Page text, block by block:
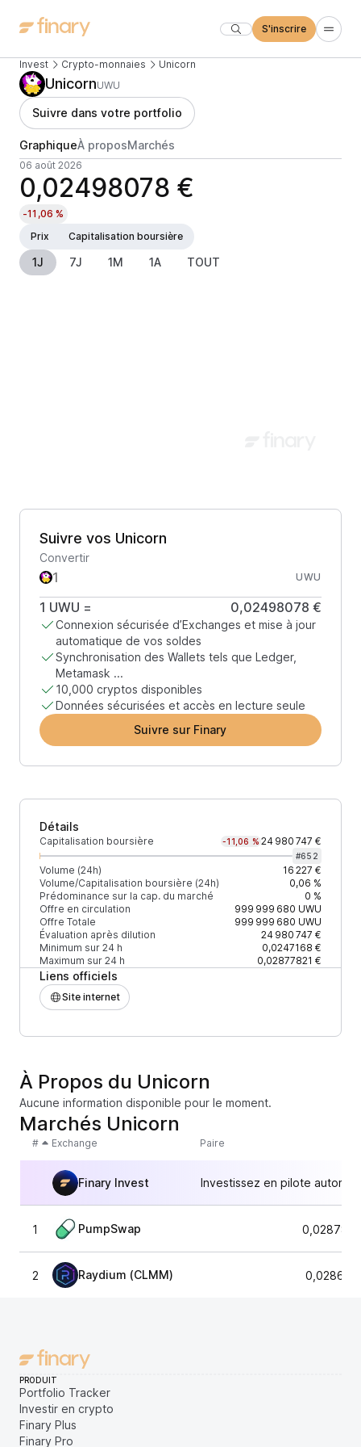
S'inscrire
Invest Crypto-monnaies Unicorn
UnicornUWU
Suivre dans votre portfolio
GraphiqueÀ proposMarchés
06 août 2026
0,02498078 €
-11,06 %
Prix
Capitalisation boursière
1J 7J 1M 1A TOUT
Suivre vos Unicorn
Convertir
UWU
1 UWU = 0,02498078 €
Connexion sécurisée d’Exchanges et mise à jour
automatique de vos soldes
Synchronisation des Wallets tels que Ledger,
Metamask ...
10,000 cryptos disponibles
Données sécurisées et accès en lecture seule
Suivre sur Finary
Détails
Capitalisation boursière -11,06 % 24 980 747 €
#652
Volume (24h)
16 227 €
Volume/Capitalisation boursière (24h)
0,06 %
Prédominance sur la cap. du marché
0 %
Offre en circulation
999 999 680 UWU
Offre Totale
999 999 680 UWU
Évaluation après dilution
24 980 747 €
Minimum sur 24 h
0,0247168 €
Maximum sur 24 h
0,02877821 €
Liens officiels
Site internet
À Propos du Unicorn
Aucune information disponible pour le moment.
Marchés Unicorn
# Exchange Paire
Finary Invest Investissez en pilote
1 PumpSwap
2 Raydium (CLMM)
PRODUIT
Portfolio Tracker
Investir en crypto
Finary Plus
Finary Pro